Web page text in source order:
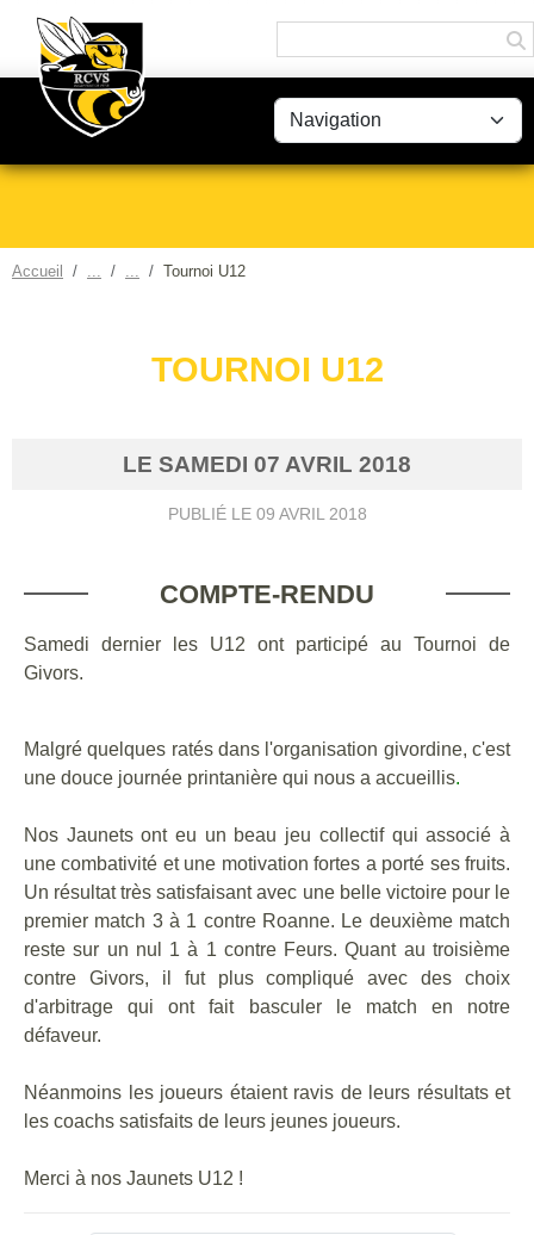
Accueil Tournoi U12
TOURNOI U12
LE SAMEDI 07 AVRIL 2018
PUBLIÉ LE 09 AVRIL 2018
COMPTE-RENDU
Samedi dernier les U12 ont participé au Tournoi de
Givors.
Malgré quelques ratés dans l'organisation givordine, c'est
une douce journée printanière qui nous a accueillis.
Nos Jaunets ont eu un beau jeu collectif qui associé à
une combativité et une motivation fortes a porté ses fruits.
Un résultat très satisfaisant avec une belle victoire pour le
premier match 3 à 1 contre Roanne. Le deuxième match
reste sur un nul 1 à 1 contre Feurs. Quant au troisième
contre Givors, il fut plus compliqué avec des choix
d'arbitrage qui ont fait basculer le match en notre
défaveur.
Néanmoins les joueurs étaient ravis de leurs résultats et
les coachs satisfaits de leurs jeunes joueurs.
Merci à nos Jaunets U12 !
Panneau de gestion des cookies